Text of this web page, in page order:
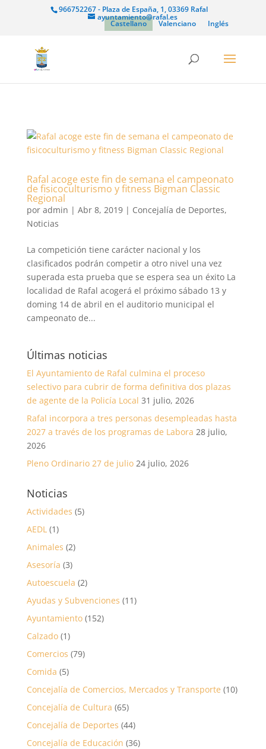
966752267 - Plaza de España, 1, 03369 Rafal
ayuntamiento@rafal.es
Castellano Valenciano Inglés
Rafal acoge este fin de semana el campeonato
de fisicoculturismo y fitness Bigman Classic
Regional
por admin | Abr 8, 2019| Concejalía de Deportes,
Noticias
La competición tiene carácter nacional y los
clasificados podrán competir a otro nivel una vez
superada esta prueba que se espera sea un éxito La
localidad de Rafal acogerá el próximo sábado 13 y
doming 14 de abril en el auditorio municipal el
campeonato de...
Últimas noticias
El Ayuntamiento de Rafal culmina el proceso
selectivo para cubrir de forma definitiva dos plazas
de agente de la Policía Local 31 julio, 2026
Rafal incorpora a tres personas desempleadas hasta
2027 a través de los programas de Labora 28 julio,
2026
Pleno Ordinario 27 de julio 24 julio, 2026
Noticias
Actividades (5)
AEDL(1)
Animales (2)
Asesoría (3)
Autoescuela (2)
Ayudas y Subvenciones (11)
Ayuntamiento(152)
Calzado(1)
Comercios (79)
Comida (5)
Concejalía de Comercios, Mercados y Transporte (10)
Concejalía de Cultura (65)
Concejalía de Deportes (44)
Concejalía de Educación (36)